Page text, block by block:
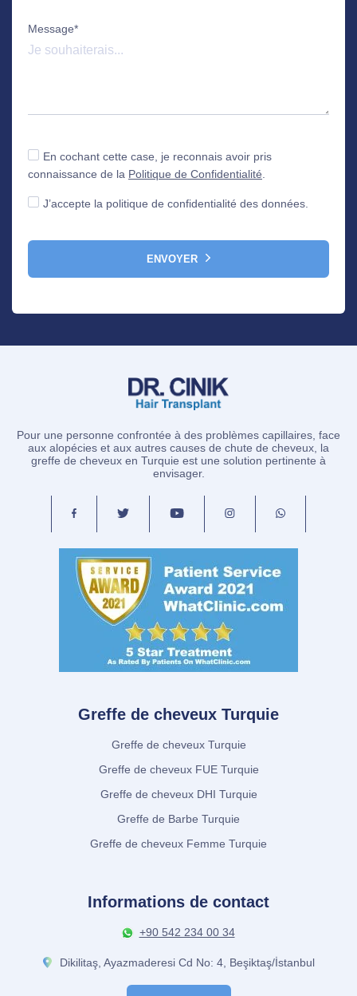
Message*
En cochant cette case, je reconnais avoir pris
connaissance de la Politique de Confidentialité
J’accepte la politique de confidentialité des données.
ENVOYER
Pour une personne confrontée à des problèmes capillaires, face
aux alopécies et aux autres causes de chute de cheveux, la
greffe de cheveux en Turquie est une solution pertinente à
envisager.
Greffe de cheveux Turquie
Greffe de cheveux Turquie
Greffe de cheveux FUE Turquie
Greffe de cheveux DHI Turquie
Greffe de Barbe Turquie
Greffe de cheveux Femme Turquie
Informations de contact
+90 542 234 00 34
Dikilitaş, Ayazmaderesi Cd No: 4, Beşiktaş/İstanbul